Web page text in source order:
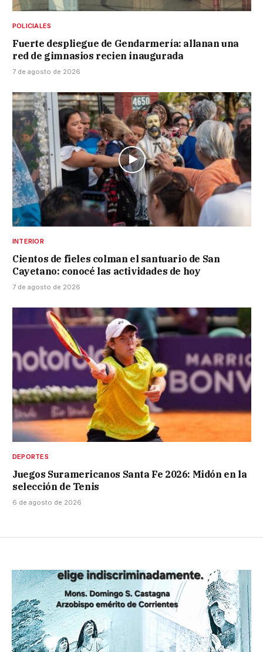
POLICIALES
Fuerte despliegue de Gendarmería: allanan una
red de gimnasios recien inaugurada
7 de agosto de 2026
INTERIOR
Cientos de fieles colman el santuario de San
Cayetano: conocé las actividades de hoy
7 de agosto de 2026
DEPORTES
Juegos Suramericanos Santa Fe 2026: Midón en la
selección de Tenis
6 de agosto de 2026